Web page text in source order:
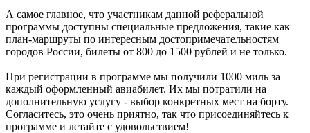
А самое главное, что участникам данной реферальной
программы доступны специальные предложения, такие как
план-маршруты по интересным достопримечательностям
городов России, билеты от 800 до 1500 рублей и не только.
При регистрации в программе мы получили 1000 миль за
каждый оформленный авиабилет. Их мы потратили на
дополнительную услугу - выбор конкретных мест на борту.
Согласитесь, это очень приятно, так что присоединяйтесь к
программе и летайте с удовольствием!